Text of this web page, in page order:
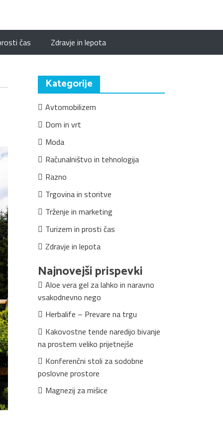
čas Zdravje in lepota
Kategorije
Avtomobilizem
Dom in vrt
Moda
Računalništvo in tehnologija
Razno
Trgovina in storitve
Trženje in marketing
Turizem in prosti čas
Zdravje in lepota
Najnovejši prispevki
Aloe vera gel za lahko in naravno
vsakodnevno nego
Herbalife – Prevare na trgu
Kakovostne tende naredijo bivanje
na prostem veliko prijetnejše
Konferenčni stoli za sodobne
poslovne prostore
Magnezij za mišice